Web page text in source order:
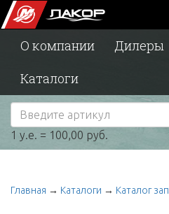
О компании Дилеры
Каталоги
1 у.е. = 100,00 руб.
Главная → Каталоги → Каталог